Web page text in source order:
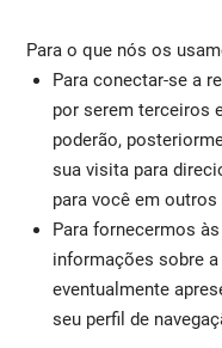
Para o que nós os
Para conectar-se a
por serem terceiros
poderão,
sua visita para
para você em
Para fornecermos
informações sobre
eventualmente
seu perfil de